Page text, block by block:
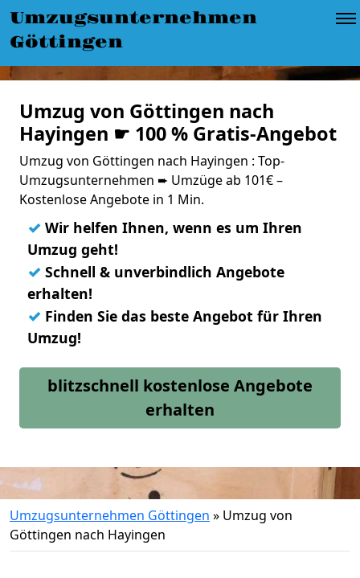
Umzugsunternehmen
Göttingen
Umzug von Göttingen nach
Hayingen ☛ 100 % Gratis-Angebot
Umzug von Göttingen nach Hayingen : Top-
Umzugsunternehmen ➨ Umzüge ab 101€ –
Kostenlose Angebote in 1 Min.
✓ Wir helfen Ihnen, wenn es um Ihren
Umzug geht!
✓ Schnell & unverbindlich Angebote
erhalten!
✓ Finden Sie das beste Angebot für Ihren
Umzug!
blitzschnell kostenlose Angebote
erhalten
Umzugsunternehmen Göttingen » Umzug von
Göttingen nach Hayingen